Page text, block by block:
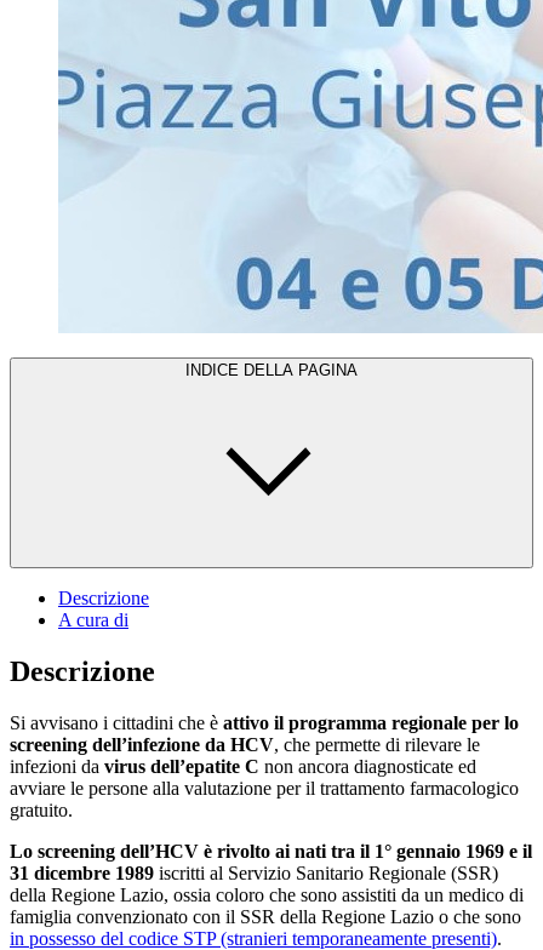
INDICE DELLA PAGINA
Descrizione
A cura di
Descrizione
Si avvisano i cittadini che è attivo il programma regionale per lo
screening dell’infezione da HCV, che permette di rilevare le
infezioni da virus dell’epatite C non ancora diagnosticate ed
avviare le persone alla valutazione per il trattamento farmacologico
gratuito.
Lo screening dell’HCV è rivolto ai nati tra il 1° gennaio 1969 e il
31 dicembre 1989 iscritti al Servizio Sanitario Regionale (SSR)
della Regione Lazio, ossia coloro che sono assistiti da un medico di
famiglia convenzionato con il SSR della Regione Lazio o che sono
in possesso del codice STP (stranieri temporaneamente presenti).